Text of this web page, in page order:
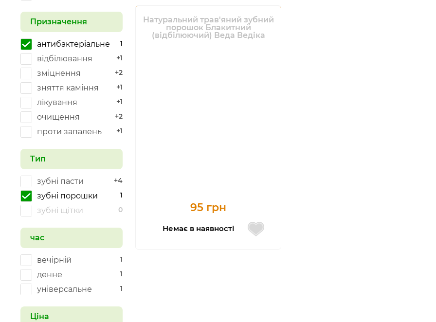
Натуральний трав'яний зубний
порошок Блакитний
(відбілюючий) Веда Ведіка
95 грн
Немає в наявності
Призначення
1
антибактеріальне
+1
відбілювання
+2
зміцнення
+1
зняття каміння
+1
лікування
+2
очищення
+1
проти запалень
Тип
+4
зубні пасти
1
зубні порошки
0
зубні щітки
час
1
вечірній
1
денне
1
універсальне
Ціна